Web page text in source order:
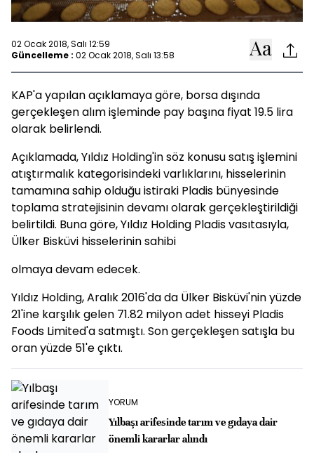
02 Ocak 2018, Salı 12:59
Güncelleme : 02 Ocak 2018, Salı 13:58
KAP'a yapılan açıklamaya göre, borsa dışında
gerçekleşen alım işleminde pay başına fiyat 19.5 lira
olarak belirlendi.
Açıklamada, Yıldız Holding'in söz konusu satış işlemini
atıştırmalık kategorisindeki varlıklarını, hisselerinin
tamamına sahip olduğu istiraki Pladis bünyesinde
toplama stratejisinin devamı olarak gerçekleştirildiği
belirtildi. Buna göre, Yıldız Holding Pladis vasıtasıyla,
Ülker Bisküvi hisselerinin sahibi
olmaya devam edecek.
Yıldız Holding, Aralık 2016'da da Ülker Bisküvi'nin yüzde
21'ine karşılık gelen 71.82 milyon adet hisseyi Pladis
Foods Limited'a satmıştı. Son gerçekleşen satışla bu
oran yüzde 51'e çıktı.
YORUM
Yılbaşı arifesinde tarım ve gıdaya dair
önemli kararlar alındı